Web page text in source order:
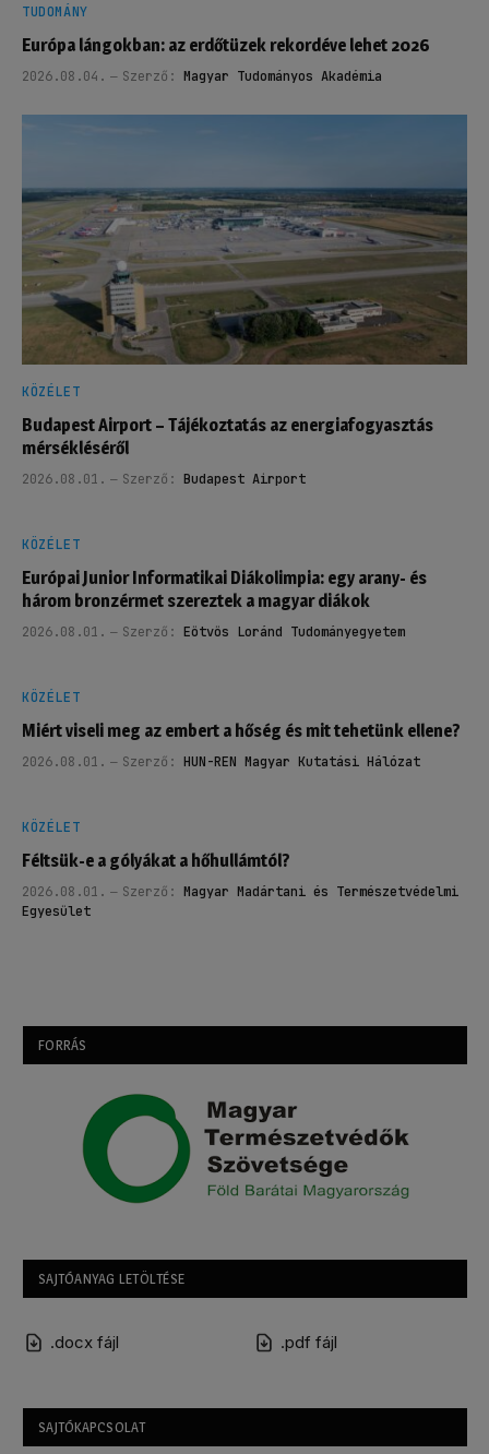
TUDOMÁNY
Európa lángokban: az erdőtüzek rekordéve lehet 2026
2026.08.04. Szerző: Magyar Tudományos Akadémia
KÖZÉLET
Budapest Airport – Tájékoztatás az energiafogyasztás
mérsékléséről
2026.08.01. Szerző: Budapest Airport
KÖZÉLET
Európai Junior Informatikai Diákolimpia: egy arany- és
három bronzérmet szereztek a magyar diákok
2026.08.01. Szerző: Eötvös Loránd Tudományegyetem
KÖZÉLET
Miért viseli meg az embert a hőség és mit tehetünk ellene?
2026.08.01. Szerző: HUN-REN Magyar Kutatási Hálózat
KÖZÉLET
Féltsük-e a gólyákat a hőhullámtól?
2026.08.01. Szerző: Magyar Madártani és Természetvédelmi
Egyesület
FORRÁS
SAJTÓANYAG LETÖLTÉSE
.docx fájl .pdf fájl
SAJTÓKAPCSOLAT